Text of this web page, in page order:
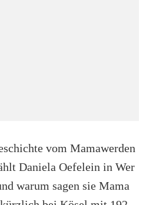
vom Mamawerden
Daniela Oefelein in Wer
warum sagen sie Mama